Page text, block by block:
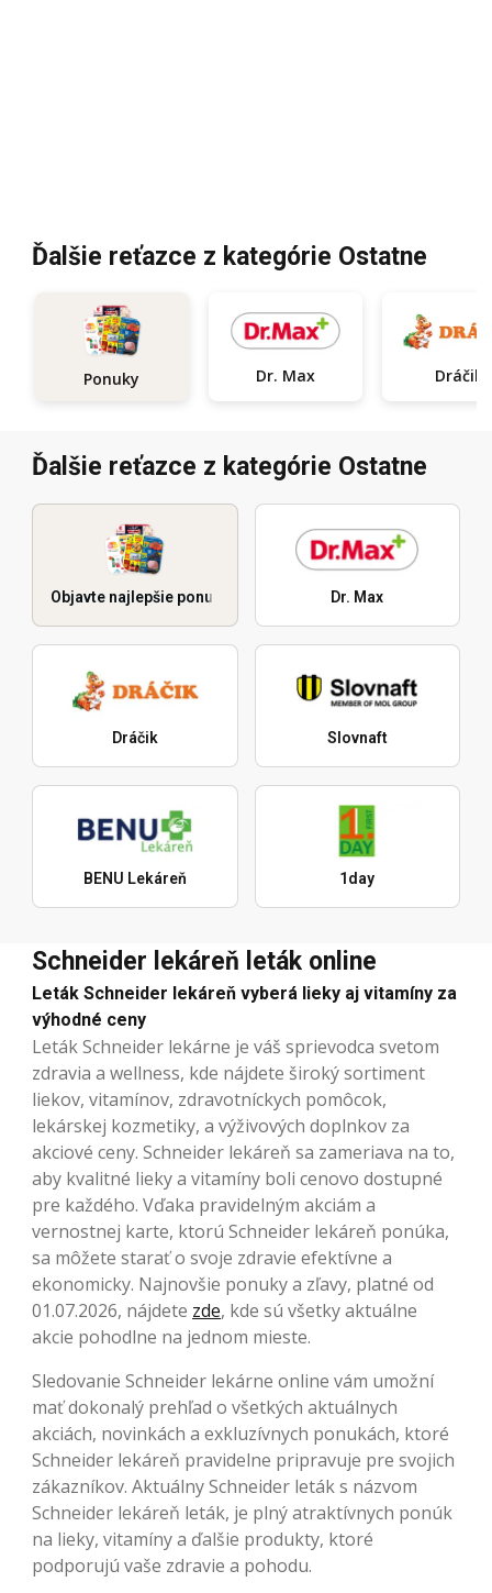
Ďalšie reťazce z kategórie Ostatne
Ponuky Dr. Max Dráčik
Ďalšie reťazce z kategórie Ostatne
Objavte najlepšie ponuky Dr. Max
Dráčik Slovnaft
BENU Lekáreň 1day
Schneider lekáreň leták online
Leták Schneider lekáreň vyberá lieky aj vitamíny za
výhodné ceny
Leták Schneider lekárne je váš sprievodca svetom
zdravia a wellness, kde nájdete široký sortiment
liekov, vitamínov, zdravotníckych pomôcok,
lekárskej kozmetiky, a výživových doplnkov za
akciové ceny. Schneider lekáreň sa zameriava na to,
aby kvalitné lieky a vitamíny boli cenovo dostupné
pre každého. Vďaka pravidelným akciám a
vernostnej karte, ktorú Schneider lekáreň ponúka,
sa môžete starať o svoje zdravie efektívne a
ekonomicky. Najnovšie ponuky a zľavy, platné od
01.07.2026, nájdete zde, kde sú všetky aktuálne
akcie pohodlne na jednom mieste.
Sledovanie Schneider lekárne online vám umožní
mať dokonalý prehľad o všetkých aktuálnych
akciách, novinkách a exkluzívnych ponukách, ktoré
Schneider lekáreň pravidelne pripravuje pre svojich
zákazníkov. Aktuálny Schneider leták s názvom
Schneider lekáreň leták, je plný atraktívnych ponúk
na lieky, vitamíny a ďalšie produkty, ktoré
podporujú vaše zdravie a pohodu.